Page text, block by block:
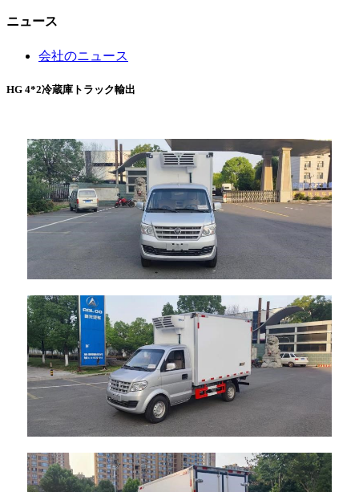
ニュース
会社のニュース
HG 4*2冷蔵庫トラック輸出